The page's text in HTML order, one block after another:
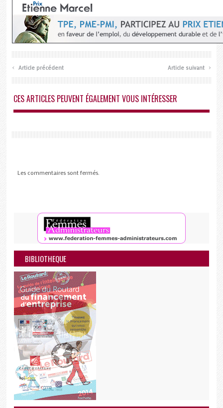
‹ Article précédent Article suivant ›
CES ARTICLES PEUVENT ÉGALEMENT VOUS INTÉRESSER
Les commentaires sont fermés.
BIBLIOTHEQUE